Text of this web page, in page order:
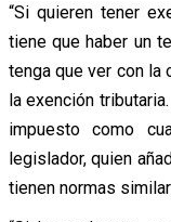
“Si quieren tener
tiene que haber un
tenga que ver con la
la exención
impuesto como
legislador, quien
tienen normas